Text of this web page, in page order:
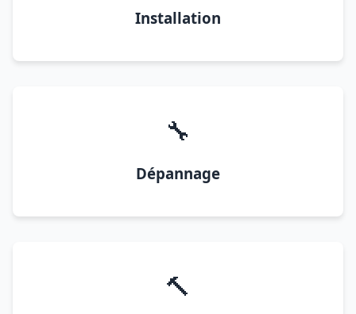
Installation
🔧
Dépannage
🔨